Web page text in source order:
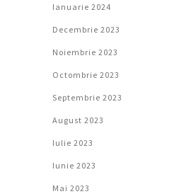
Ianuarie 2024
Decembrie 2023
Noiembrie 2023
Octombrie 2023
Septembrie 2023
August 2023
Iulie 2023
Iunie 2023
Mai 2023